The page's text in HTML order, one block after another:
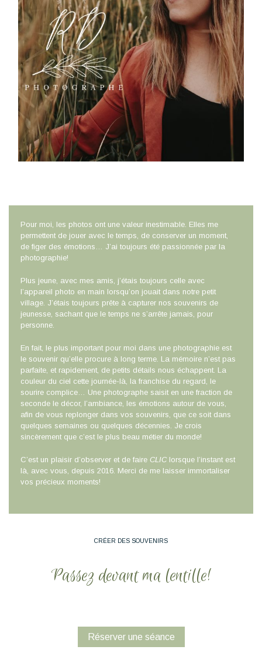
Pour moi, les photos ont une valeur inestimable. Elles me
permettent de jouer avec le temps, de conserver un moment,
de figer des émotions… J’ai toujours été passionnée par la
photographie!
Plus jeune, avec mes amis, j’étais toujours celle avec
l’appareil photo en main lorsqu’on jouait dans notre petit
village. J’étais toujours prête à capturer nos souvenirs de
jeunesse, sachant que le temps ne s’arrête jamais, pour
personne.
En fait, le plus important pour moi dans une photographie est
le souvenir qu’elle procure à long terme. La mémoire n’est pas
parfaite, et rapidement, de petits détails nous échappent. La
couleur du ciel cette journée-là, la franchise du regard, le
sourire complice… Une photographe saisit en une fraction de
seconde le décor, l’ambiance, les émotions autour de vous,
afin de vous replonger dans vos souvenirs, que ce soit dans
quelques semaines ou quelques décennies. Je crois
sincèrement que c’est le plus beau métier du monde!
C’est un plaisir d’observer et de faire CLIC lorsque l’instant est
là, avec vous, depuis 2016. Merci de me laisser immortaliser
vos précieux moments!
CRÉER DES SOUVENIRS
Passez devant ma lentille!
Réserver une séance